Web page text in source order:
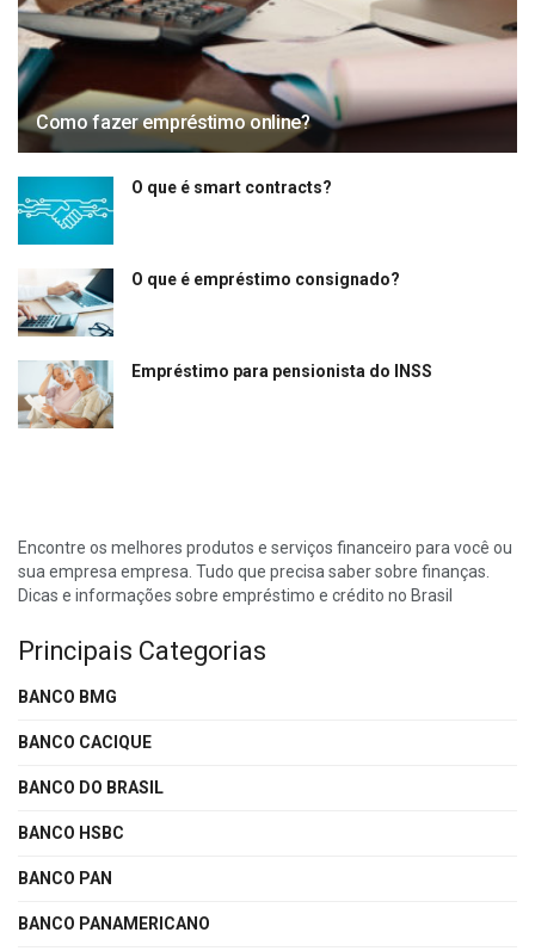
Como fazer empréstimo online?
O que é smart contracts?
O que é empréstimo consignado?
Empréstimo para pensionista do INSS
Encontre os melhores produtos e serviços financeiro para você ou
sua empresa empresa. Tudo que precisa saber sobre finanças.
Dicas e informações sobre empréstimo e crédito no Brasil
Principais Categorias
BANCO BMG
BANCO CACIQUE
BANCO DO BRASIL
BANCO HSBC
BANCO PAN
BANCO PANAMERICANO